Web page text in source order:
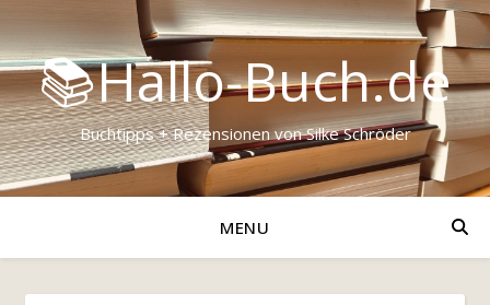
📚Hallo-Buch.de
Buchtipps + Rezensionen von Silke Schröder
MENU